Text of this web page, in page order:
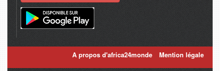
A propos d'africa24monde Mention légale